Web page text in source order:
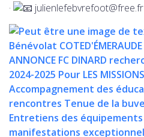
·
julienlefebvrefoot@free.fr